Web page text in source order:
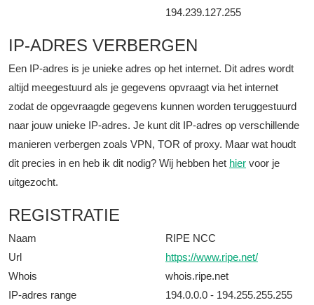
194.239.127.255
IP-ADRES VERBERGEN
Een IP-adres is je unieke adres op het internet. Dit adres wordt
altijd meegestuurd als je gegevens opvraagt via het internet
zodat de opgevraagde gegevens kunnen worden teruggestuurd
naar jouw unieke IP-adres. Je kunt dit IP-adres op verschillende
manieren verbergen zoals VPN, TOR of proxy. Maar wat houdt
dit precies in en heb ik dit nodig? Wij hebben het hier voor je
uitgezocht.
REGISTRATIE
Naam
RIPE NCC
Url
https://www.ripe.net/
Whois
whois.ripe.net
IP-adres range
194.0.0.0 - 194.255.255.255